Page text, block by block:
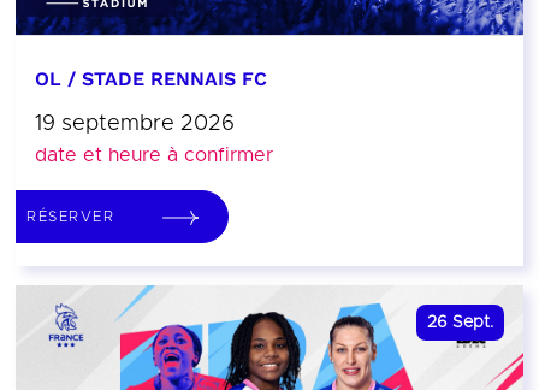
OL / STADE RENNAIS FC
19 septembre 2026
date et heure à confirmer
RÉSERVER
26 Sept.